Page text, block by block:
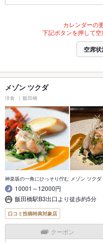
カレンダーの
下記ボタンを押して空
空席
メゾン ツクダ
洋食 飯田橋
神楽坂の一角にひっそり佇む メゾン ツクダ
10001～12000円
飯田橋駅B3出口より徒歩約5分
口コミ投稿特典対象店
クーポン